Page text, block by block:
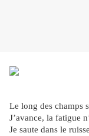
Le long des champs
J’avance, la fatigue
Je saute dans le